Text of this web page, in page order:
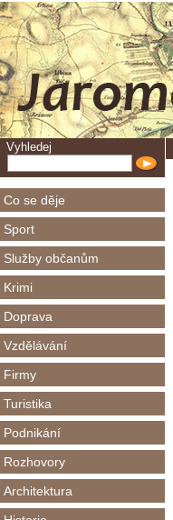
Vyhledej
Co se děje
Sport
Služby občanům
Krimi
Doprava
Vzdělávání
Firmy
Turistika
Podnikání
Rozhovory
Architektura